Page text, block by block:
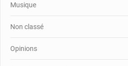
Musique
Non classé
Opinions